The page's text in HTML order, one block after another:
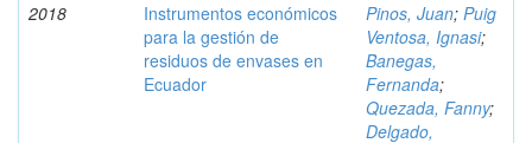
2018
Instrumentos económicos
para la gestión de
residuos de envases en
Ecuador
Pinos, Juan; Puig
Ventosa, Ignasi;
Banegas,
Fernanda;
Quezada, Fanny;
Delgado,